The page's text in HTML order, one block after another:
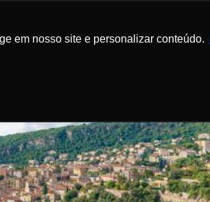
em nosso site e personalizar conteúdo.